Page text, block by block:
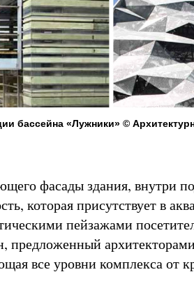
бассейна «Лужники» ©
фасады здания, внутри
которая присутствует в
пейзажами
предложенный
все уровни комплекса от